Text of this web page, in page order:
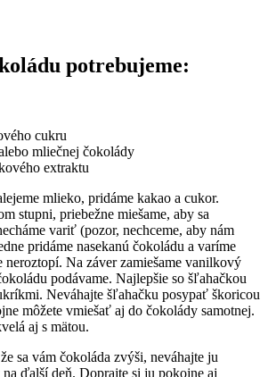
potrebujeme:
cukru
mliečnej čokolády
extraktu
mlieko, pridáme kakao a cukor.
stupni, priebežne miešame, aby sa
variť (pozor, nechceme, aby nám
pridáme nasekanú čokoládu a varíme
neroztopí. Na záver zamiešame vanilkový
podávame. Najlepšie so šľahačkou
Neváhajte šľahačku posypať škoricou
môžete vmiešať aj do čokolády samotnej.
aj s mätou.
sa vám čokoláda zvýši, neváhajte ju
ďalší deň. Doprajte si ju pokojne aj